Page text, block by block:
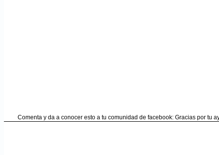
Comenta y da a conocer esto a tu comunidad de facebook: Gracias por tu